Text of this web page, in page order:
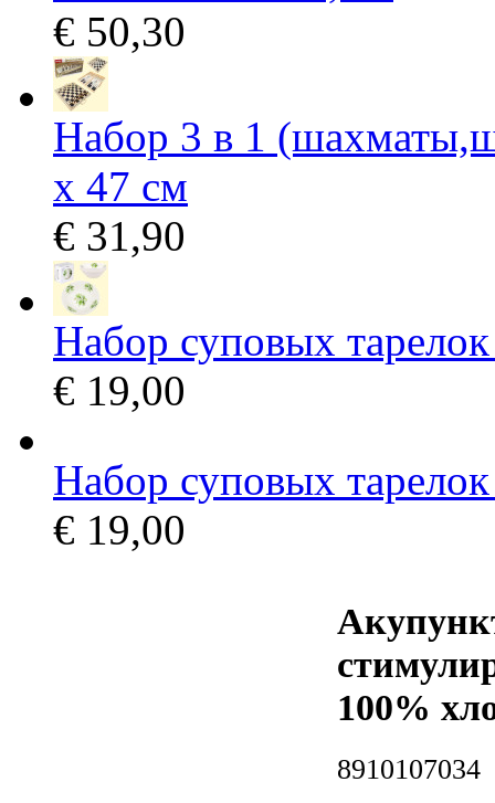
€ 50,30
Набор 3 в 1
х 47 см
€ 31,90
Набор суповых
€ 19,00
Набор суповых
€ 19,00
100%
8910107034